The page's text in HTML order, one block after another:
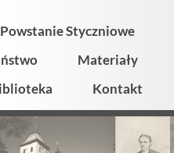
Powstanie Styczniowe
Materiały
Kontakt